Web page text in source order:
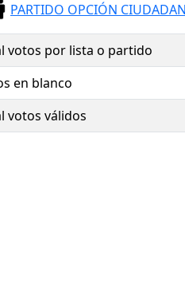
PARTIDO OPCIÓN
votos por lista o partido
en blanco
votos válidos